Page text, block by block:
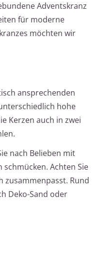
Adventskranz
für moderne
möchten wir
ansprechenden
hohe
Kerzen auch in zwei
nach Belieben mit
Achten Sie
zusammenpasst. Rund
Deko-Sand oder